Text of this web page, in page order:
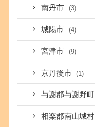
南丹市 (3)
城陽市 (4)
宮津市 (9)
京丹後市 (1)
与謝郡与謝野町
相楽郡南山城村